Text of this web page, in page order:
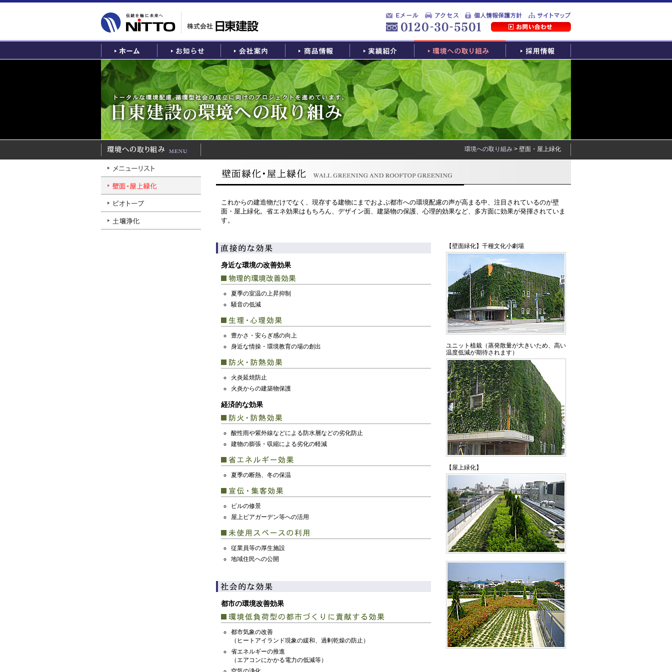
環境への取り組み > 壁面・屋上緑化
これからの建造物だけでなく、現存する建物にまでおよぶ都市への環境配慮の声が高まる中、注目されているのが壁
面・屋上緑化。省エネ効果はもちろん、デザイン面、建築物の保護、心理的効果など、多方面に効果が発揮されていま
す。
身近な環境の改善効果
夏季の室温の上昇抑制
騒音の低減
豊かさ・安らぎ感の向上
身近な情操・環境教育の場の創出
火炎延焼防止
火炎からの建築物保護
経済的な効果
酸性雨や紫外線などによる防水層などの劣化防止
建物の膨張・収縮による劣化の軽減
夏季の断熱、冬の保温
ビルの修景
屋上ビアガーデン等への活用
従業員等の厚生施設
地域住民への公開
都市の環境改善効果
都市気象の改善
（ヒートアイランド現象の緩和、過剰乾燥の防止）
省エネルギーの推進
（エアコンにかかる電力の低減等）
【壁面緑化】千種文化小劇場
ユニット植栽（蒸発散量が大きいため、高い
温度低減が期待されます）
【屋上緑化】